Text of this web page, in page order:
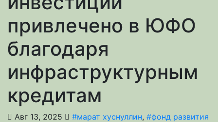
привлечено в ЮФО
благодаря
инфраструктурным
кредитам
Авг 13, 2025 #марат хуснуллин, #фонд развития